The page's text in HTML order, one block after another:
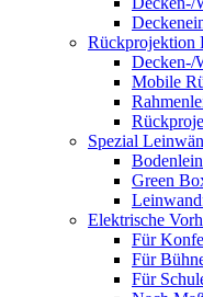
Rückprojektion
Decken-/
Mobile
Spezial
Green
Elektrische
Für
Für
Für